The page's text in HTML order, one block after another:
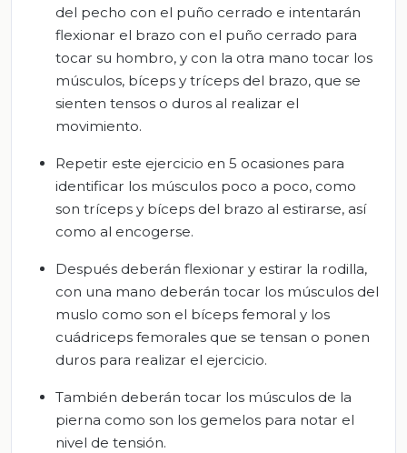
del pecho con el puño cerrado e intentarán
flexionar el brazo con el puño cerrado para
tocar su hombro, y con la otra mano tocar los
músculos, bíceps y tríceps del brazo, que se
sienten tensos o duros al realizar el
movimiento.
Repetir este ejercicio en 5 ocasiones para
identificar los músculos poco a poco, como
son tríceps y bíceps del brazo al estirarse, así
como al encogerse.
Después deberán flexionar y estirar la rodilla,
con una mano deberán tocar los músculos del
muslo como son el bíceps femoral y los
cuádriceps femorales que se tensan o ponen
duros para realizar el ejercicio.
También deberán tocar los músculos de la
pierna como son los gemelos para notar el
nivel de tensión.